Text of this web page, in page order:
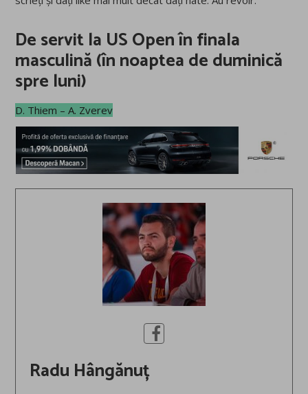
De servit la US Open în finala
masculină (în noaptea de duminică
spre luni)
D. Thiem – A. Zverev
Radu Hângănuț